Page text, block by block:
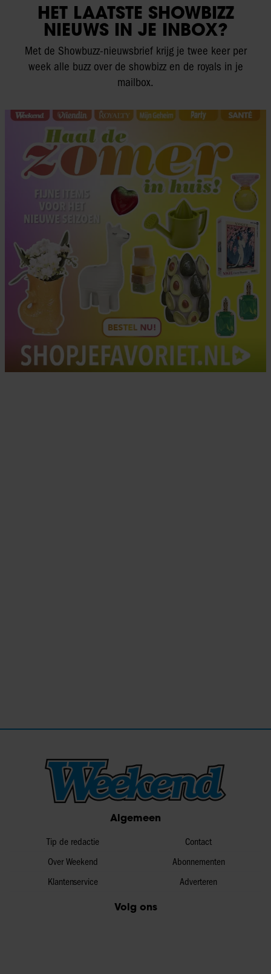
HET LAATSTE SHOWBIZZ
NIEUWS IN JE INBOX?
Met de Showbuzz-nieuwsbrief krijg je twee keer per
week alle buzz over de showbizz en de royals in je
mailbox.
Algemeen
Tip de redactie
Over Weekend
Klantenservice
Contact
Abonnementen
Adverteren
Volg ons